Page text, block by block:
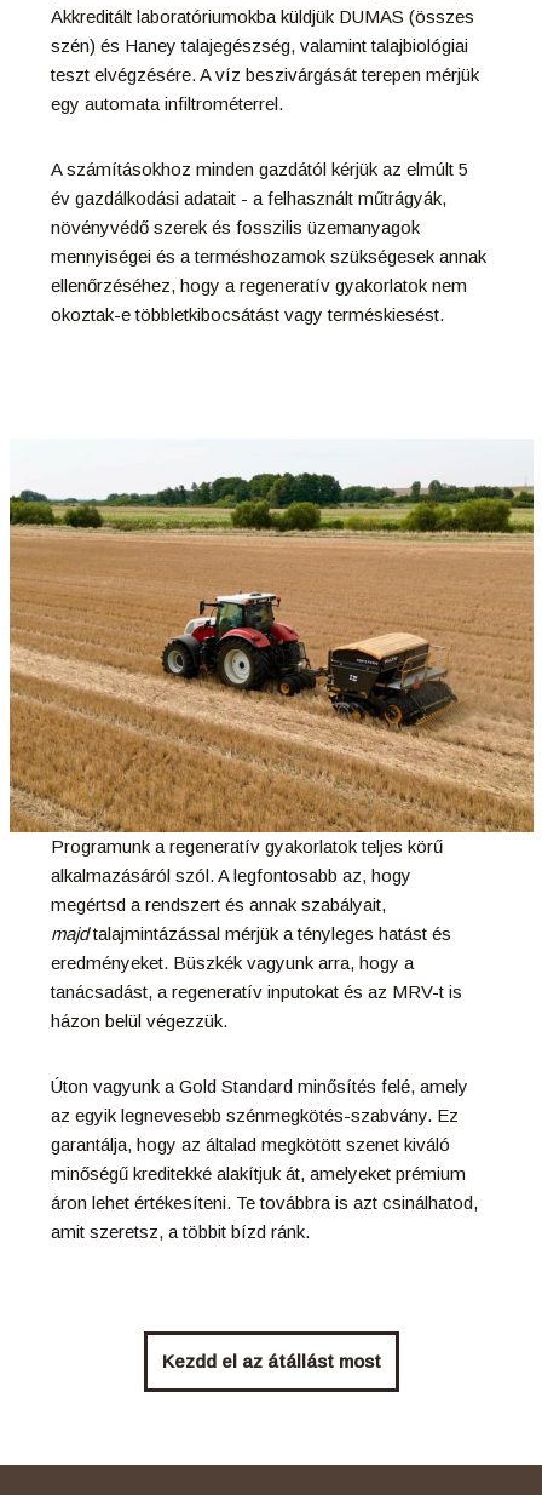
Akkreditált laboratóriumokba küldjük DUMAS (összes
szén) és Haney talajegészség, valamint talajbiológiai
teszt elvégzésére. A víz beszivárgását terepen mérjük
egy automata infiltrométerrel.
A számításokhoz minden gazdától kérjük az elmúlt 5
év gazdálkodási adatait - a felhasznált műtrágyák,
növényvédő szerek és fosszilis üzemanyagok
mennyiségei és a terméshozamok szükségesek annak
ellenőrzéséhez, hogy a regeneratív gyakorlatok nem
okoztak-e többletkibocsátást vagy terméskiesést.
Programunk a regeneratív gyakorlatok teljes körű
alkalmazásáról szól. A legfontosabb az, hogy
megértsd a rendszert és annak szabályait,
majdtalajmintázással mérjük a tényleges hatást és
eredményeket. Büszkék vagyunk arra, hogy a
tanácsadást, a regeneratív inputokat és az MRV-t is
házon belül végezzük.
Úton vagyunk a Gold Standard minősítés felé, amely
az egyik legnevesebb szénmegkötés-szabvány. Ez
garantálja, hogy az általad megkötött szenet kiváló
minőségű kreditekké alakítjuk át, amelyeket prémium
áron lehet értékesíteni. Te továbbra is azt csinálhatod,
amit szeretsz, a többit bízd ránk.
Kezdd el az átállást most